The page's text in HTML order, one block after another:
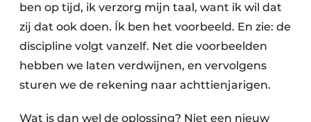
ben op tijd, ik verzorg mijn taal, want ik wil dat
zij dat ook doen. Ík ben het voorbeeld. En zie: de
discipline volgt vanzelf. Net die voorbeelden
hebben we laten verdwijnen, en vervolgens
sturen we de rekening naar achttienjarigen.
Wat is dan wel de oplossing? Niet een nieuw